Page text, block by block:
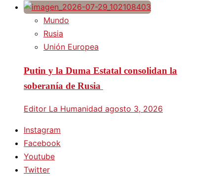
Mundo
Rusia
Unión Europea
Putin y la Duma Estatal consolidan la
soberanía de Rusia
Editor La Humanidad agosto 3, 2026
Instagram
Facebook
Youtube
Twitter